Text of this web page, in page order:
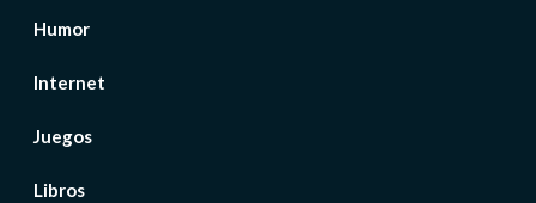
Humor
Internet
Juegos
Libros